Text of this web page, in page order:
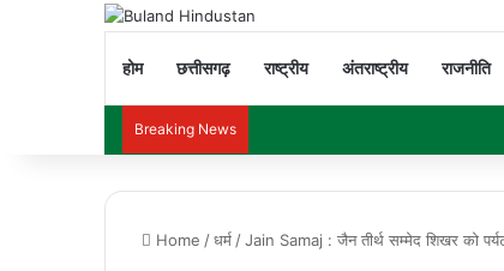
होम छत्तीसगढ़ राष्ट्रीय अंतराष्ट्रीय राजनीति
Breaking News
Home /धर्म /Jain Samaj : जैन तीर्थ सम्मेद शिखर को